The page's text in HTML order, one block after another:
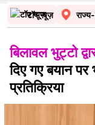
टॉप न्यूज़
बिलावल भुट्टो
दिए गए बयान
प्रतिक्रिया